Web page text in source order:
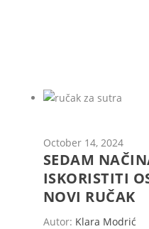
October 14, 2024
SEDAM
ISKORISTITI
NOVI RUČAK
Autor: Klara Modrić